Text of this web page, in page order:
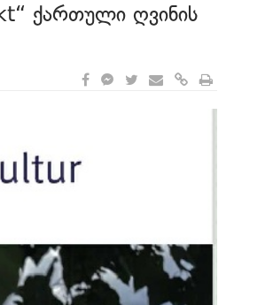
ქართული ღვინის